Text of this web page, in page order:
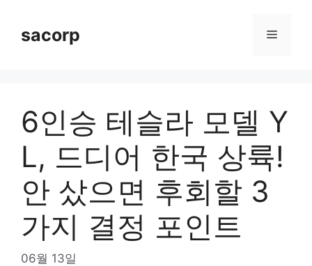
contentsacorp Menu
6인승 테슬라 모델 Y
L, 드디어 한국 상륙!
안 샀으면 후회할 3
가지 결정 포인트
06월 13일